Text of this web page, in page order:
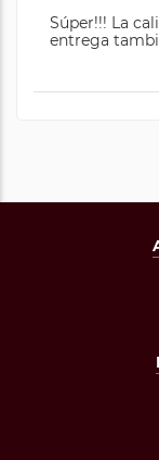
Súper!!! La
entrega